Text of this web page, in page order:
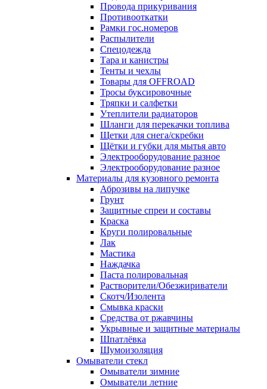
Провода прикуривания
Противооткатки
Рамки гос.номеров
Распылители
Спецодежда
Тара и канистры
Тенты и чехлы
Товары для OFFROAD
Тросы буксировочные
Тряпки и салфетки
Утеплители радиаторов
Шланги для перекачки топлива
Щетки для снега/скребки
Щётки и губки для мытья авто
Электрооборудование разное
Электрооборудование разное
Материалы для кузовного ремонта
Аброзивы на липучке
Грунт
Защитные спреи и составы
Краска
Круги полировальные
Лак
Мастика
Наждачка
Паста полировальная
Растворители/Обезжириватели
Скотч/Изолента
Смывка краски
Средства от ржавчины
Укрывные и защитные материалы
Шпатлёвка
Шумоизоляция
Омыватели стекл
Омыватели зимние
Омыватели летние